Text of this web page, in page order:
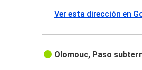
Ver esta dirección en
Olomouc, Paso